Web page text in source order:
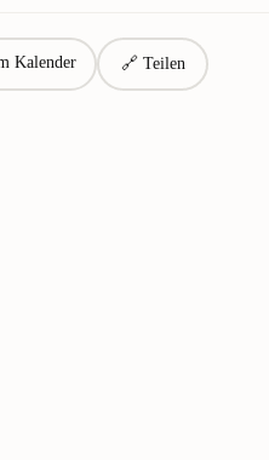
Kalender 🔗 Teilen